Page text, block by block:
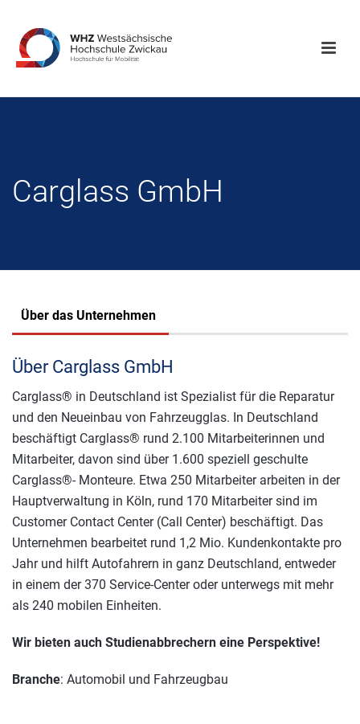
Carglass GmbH
Über das Unternehmen
Über Carglass GmbH
Carglass® in Deutschland ist Spezialist für die Reparatur
und den Neueinbau von Fahrzeugglas. In Deutschland
beschäftigt Carglass® rund 2.100 Mitarbeiterinnen und
Mitarbeiter, davon sind über 1.600 speziell geschulte
Carglass®- Monteure. Etwa 250 Mitarbeiter arbeiten in der
Hauptverwaltung in Köln, rund 170 Mitarbeiter sind im
Customer Contact Center (Call Center) beschäftigt. Das
Unternehmen bearbeitet rund 1,2 Mio. Kundenkontakte pro
Jahr und hilft Autofahrern in ganz Deutschland, entweder
in einem der 370 Service-Center oder unterwegs mit mehr
als 240 mobilen Einheiten.
Wir bieten auch Studienabbrechern eine Perspektive!
Branche: Automobil und Fahrzeugbau